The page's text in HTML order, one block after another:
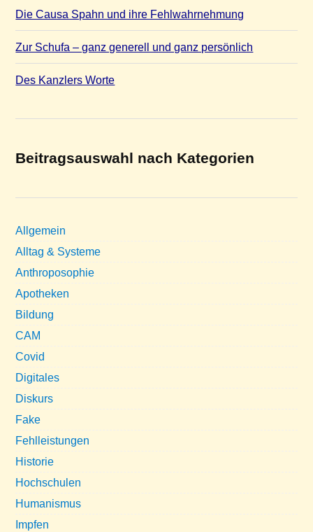
Die Causa Spahn und ihre Fehlwahrnehmung
Zur Schufa – ganz generell und ganz persönlich
Des Kanzlers Worte
Beitragsauswahl nach Kategorien
Allgemein
Alltag & Systeme
Anthroposophie
Apotheken
Bildung
CAM
Covid
Digitales
Diskurs
Fake
Fehlleistungen
Historie
Hochschulen
Humanismus
Impfen